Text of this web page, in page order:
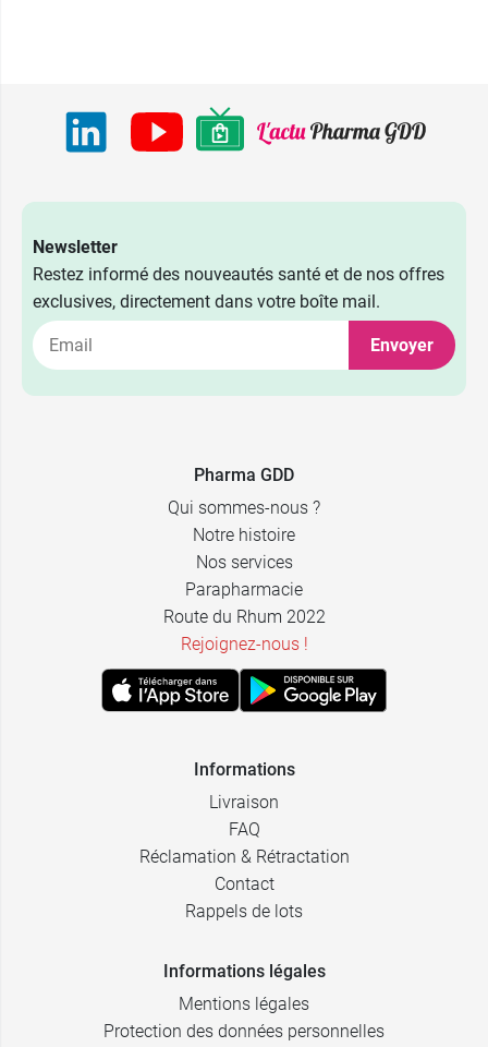
Newsletter
Restez informé des nouveautés santé et de nos offres
exclusives, directement dans votre boîte mail.
Envoyer
Pharma GDD
Qui sommes-nous ?
Notre histoire
Nos services
Parapharmacie
Route du Rhum 2022
Rejoignez-nous !
Informations
Livraison
FAQ
Réclamation & Rétractation
Contact
Rappels de lots
Informations légales
Mentions légales
Protection des données personnelles